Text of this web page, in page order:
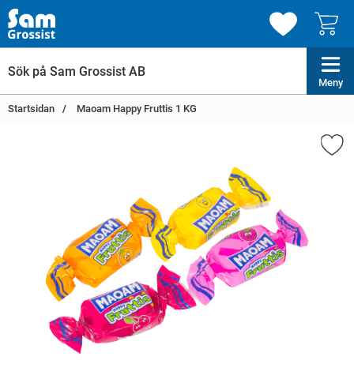
Meny
Startsidan Maoam Happy Fruttis 1 KG